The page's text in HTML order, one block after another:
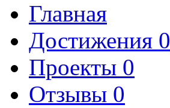
Главная
Достижения 0
Проекты 0
Отзывы 0